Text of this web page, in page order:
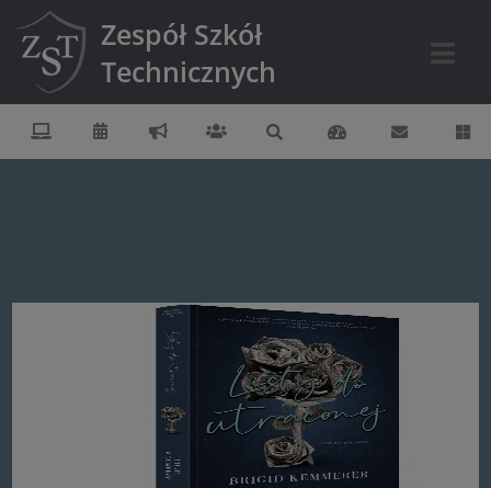
Zespół Szkół
Technicznych